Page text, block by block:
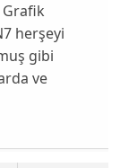
Grafik
herşeyi
gibi
ve